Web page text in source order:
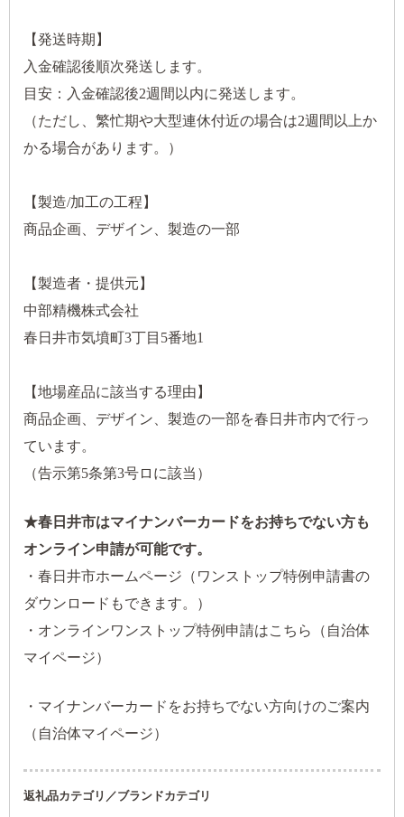
【発送時期】
入金確認後順次発送します。
目安：入金確認後2週間以内に発送します。
（ただし、繁忙期や大型連休付近の場合は2週間以上か
かる場合があります。）
【製造/加工の工程】
商品企画、デザイン、製造の一部
【製造者・提供元】
中部精機株式会社
春日井市気墳町3丁目5番地1
【地場産品に該当する理由】
商品企画、デザイン、製造の一部を春日井市内で行っ
ています。
（告示第5条第3号ロに該当）
★春日井市はマイナンバーカードをお持ちでない方も
オンライン申請が可能です。
・ 春日井市ホームページ（ワンストップ特例申請書の
ダウンロードもできます。）
・ オンラインワンストップ特例申請はこちら（自治体
マイページ）
・ マイナンバーカードをお持ちでない方向けのご案内
（自治体マイページ）
返礼品カテゴリ／ブランドカテゴリ